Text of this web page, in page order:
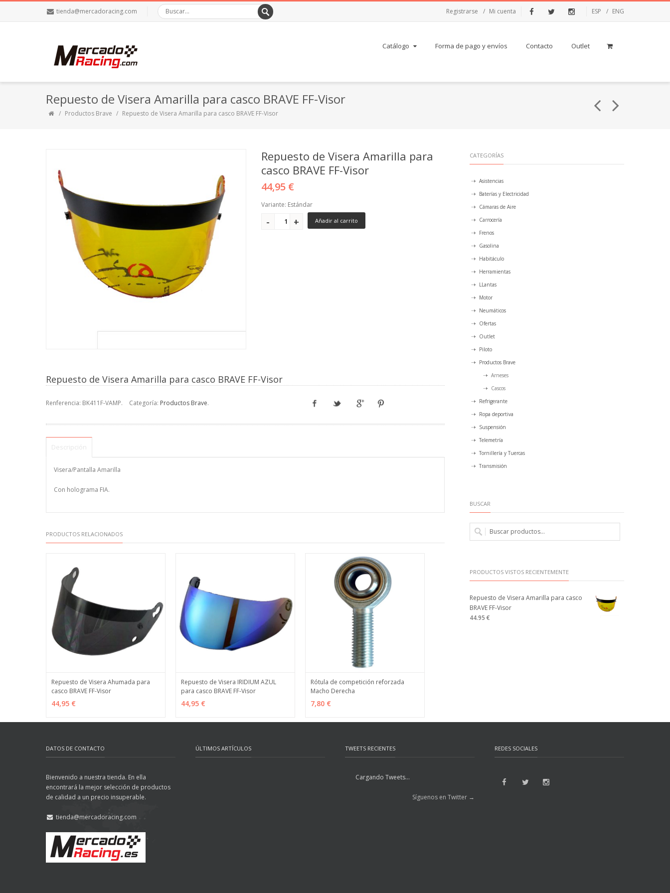
tienda@mercadoracing.com ESP ENG
Registrarse Mi cuenta
Catálogo Forma de pago y envíos Contacto Outlet
Repuesto de Visera Amarilla para casco BRAVE FF-Visor
Productos Brave Repuesto de Visera Amarilla para casco BRAVE FF-Visor
Repuesto de Visera Amarilla para
casco BRAVE FF-Visor
44,95 €
Variante: Estándar
Añadir al carrito
Repuesto de Visera Amarilla para casco BRAVE FF-Visor
Renferencia: BK411F-VAMP. Categoría: Productos Brave.
Descripción
Visera/Pantalla Amarilla
Con holograma FIA.
PRODUCTOS RELACIONADOS
AÑADIR
Repuesto de Visera Ahumada para
casco BRAVE FF-Visor
44,95 €
AÑADIR
Repuesto de Visera IRIDIUM AZUL
para casco BRAVE FF-Visor
44,95 €
VER OPCIONES
Rótula de competición reforzada
Macho Derecha
7,80 €
CATEGORÍAS
Asistencias
Baterías y Electricidad
Cámaras de Aire
Carrocería
Frenos
Gasolina
Habitáculo
Herramientas
LLantas
Motor
Neumáticos
Ofertas
Outlet
Piloto
Productos Brave
Arneses
Cascos
Refrigerante
Ropa deportiva
Suspensión
Telemetría
Tornillería y Tuercas
Transmisión
BUSCAR
PRODUCTOS VISTOS RECIENTEMENTE
Repuesto de Visera Amarilla para casco
BRAVE FF-Visor
44.95 €
DATOS DE CONTACTO
Bienvenido a nuestra tienda. En ella
encontrará la mejor selección de productos
de calidad a un precio insuperable.
tienda@mercadoracing.com
ÚLTIMOS ARTÍCULOS TWEETS RECIENTES
Cargando Tweets...
Síguenos en Twitter →
REDES SOCIALES